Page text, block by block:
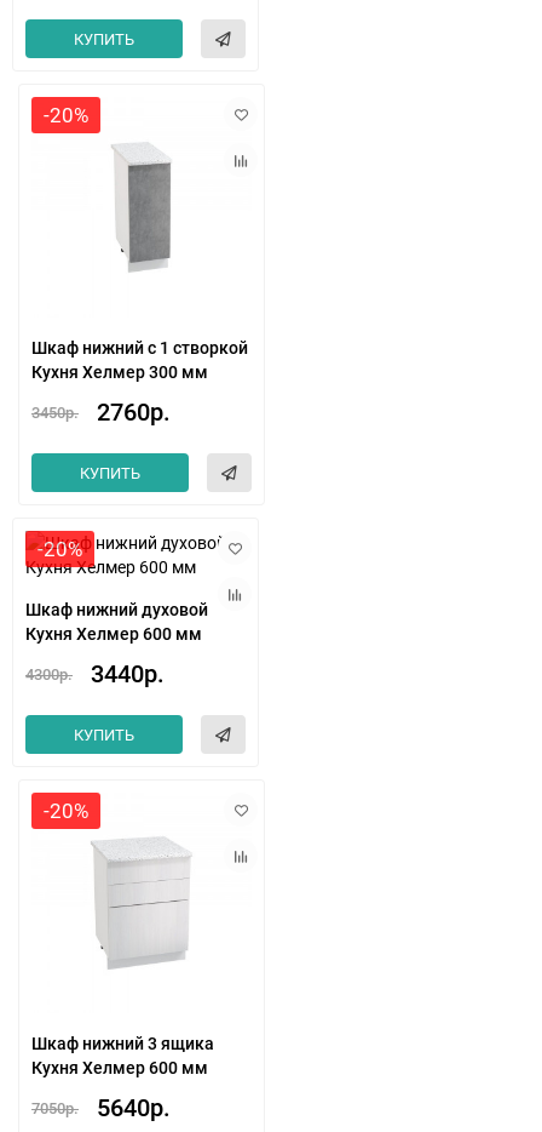
КУПИТЬ
-20%
Шкаф нижний с 1 створкой
Кухня Хелмер 300 мм
3450р. 2760р.
КУПИТЬ
-20%
Шкаф нижний духовой
Кухня Хелмер 600 мм
4300р. 3440р.
КУПИТЬ
-20%
Шкаф нижний 3 ящика
Кухня Хелмер 600 мм
7050р. 5640р.